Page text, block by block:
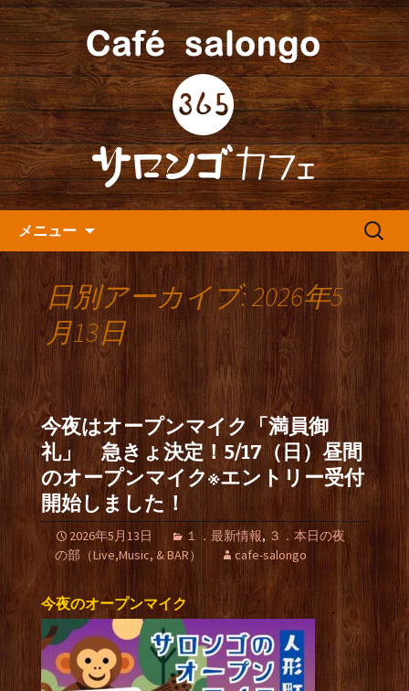
人形町の『365(サロンゴ)カフ
ェ』よりお知らせ
人形町の音楽カフェ『365カフェ』より
最新情報をお届けします。
メニュー
検
日別アーカイブ: 2026年5
月13日
今夜はオープンマイク「満員御
礼」 急きょ決定！5/17（日）昼間
のオープンマイク※エントリー受付
開始しました！
2026年5月13日 １．最新情報, ３．本日の夜
の部（Live,Music, & BAR）
cafe-salongo
今夜のオープンマイク